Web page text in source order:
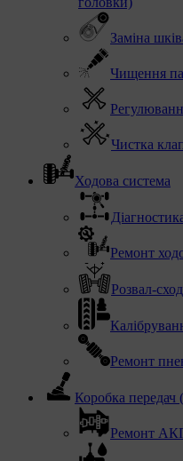
Заміна
Чищення
Чистка
Ходова система
Ремонт
Розвал-
Ремонт
Коробка
Ремонт